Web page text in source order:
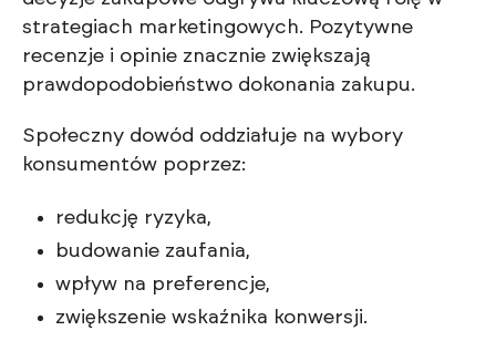
strategiach marketingowych. Pozytywne
recenzje i opinie znacznie zwiększają
prawdopodobieństwo dokonania zakupu.
Społeczny dowód oddziałuje na wybory
konsumentów poprzez:
redukcję ryzyka,
budowanie zaufania,
wpływ na preferencje,
zwiększenie wskaźnika konwersji.